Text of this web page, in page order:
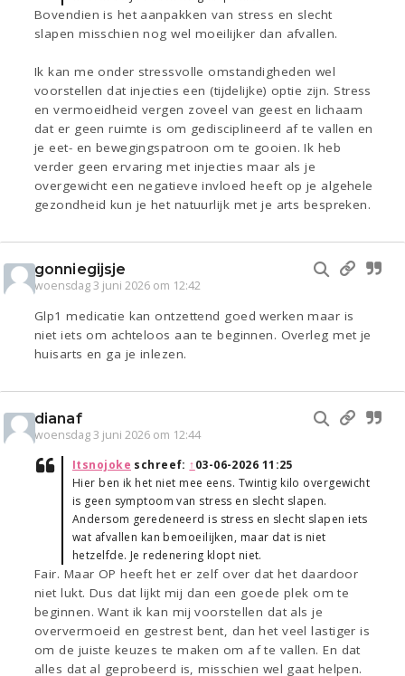
Bovendien is het aanpakken van stress en slecht
slapen misschien nog wel moeilijker dan afvallen.
Ik kan me onder stressvolle omstandigheden wel
voorstellen dat injecties een (tijdelijke) optie zijn. Stress
en vermoeidheid vergen zoveel van geest en lichaam
dat er geen ruimte is om gedisciplineerd af te vallen en
je eet- en bewegingspatroon om te gooien. Ik heb
verder geen ervaring met injecties maar als je
overgewicht een negatieve invloed heeft op je algehele
gezondheid kun je het natuurlijk met je arts bespreken.
gonniegijsje
woensdag 3 juni 2026 om 12:42
Glp1 medicatie kan ontzettend goed werken maar is
niet iets om achteloos aan te beginnen. Overleg met je
huisarts en ga je inlezen.
dianaf
woensdag 3 juni 2026 om 12:44
Itsnojoke schreef: ↑03-06-2026 11:25
Hier ben ik het niet mee eens. Twintig kilo overgewicht
is geen symptoom van stress en slecht slapen.
Andersom geredeneerd is stress en slecht slapen iets
wat afvallen kan bemoeilijken, maar dat is niet
hetzelfde. Je redenering klopt niet.
Fair. Maar OP heeft het er zelf over dat het daardoor
niet lukt. Dus dat lijkt mij dan een goede plek om te
beginnen. Want ik kan mij voorstellen dat als je
oververmoeid en gestrest bent, dan het veel lastiger is
om de juiste keuzes te maken om af te vallen. En dat
alles dat al geprobeerd is, misschien wel gaat helpen.